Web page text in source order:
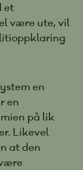
et
være ute, vil
en
en
på lik
Likevel
at den